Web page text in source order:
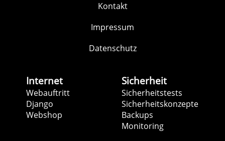
Kontakt
Impressum
Datenschutz
Internet
Webauftritt
Django
Webshop
Sicherheit
Sicherheitstests
Sicherheitskonzepte
Backups
Monitoring